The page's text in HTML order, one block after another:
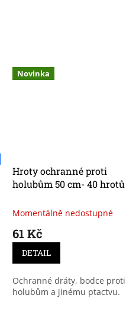
Novinka
Hroty ochranné proti
holubům 50 cm- 40 hrotů
Momentálně nedostupné
61 Kč
DETAIL
Ochranné dráty, bodce proti
holubům a jinému ptactvu.